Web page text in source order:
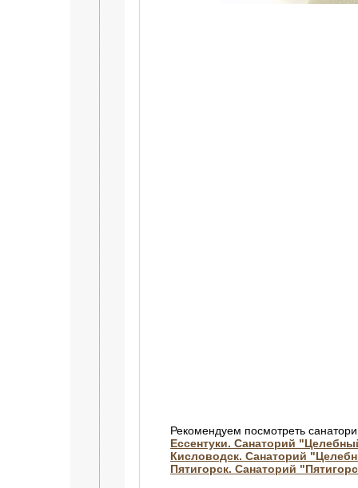
Рекомендуем посмотреть
Ессентуки. Санаторий
Кисловодск. Санаторий
Пятигорск. Санаторий